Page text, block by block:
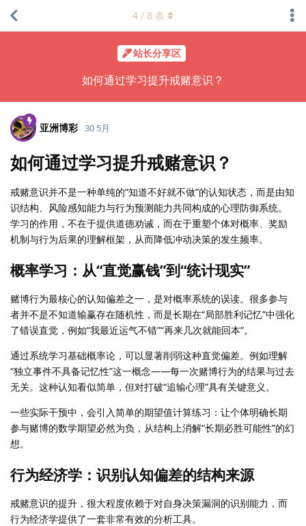
站长分享区
如何通过学习提升戒赌意识？
4 / 8 条
亚洲博彩 30 5月
如何通过学习提升戒赌意识？
戒赌意识并不是一种单纯的“知道不好就不做”的认知状态，而是由知
识结构、风险感知能力与行为预测能力共同构成的心理防御系统。
学习的作用，不在于提供道德劝诫，而在于重塑个体对概率、奖励
机制与行为后果的理解框架，从而降低冲动决策的发生频率。
概率学习：从“直觉赢钱”到“统计现实”
赌博行为最核心的认知偏差之一，是对概率系统的误读。很多参与
者并不是不知道输赢存在随机性，而是长期在“局部胜利记忆”中强化
了错误直觉，例如“我最近运气不错”“再来几次就能回本”。
通过系统学习基础概率论，可以显著削弱这种直觉偏差。例如理解
“独立事件不具备记忆性”这一概念——每一次赌博行为的结果与过去
无关。这种认知看似简单，但对打破“追输心理”具有关键意义。
一些实际干预中，会引入简单的期望值计算练习：让个体明确长期
参与赌博的数学期望必然为负，从结构上消解“长期必胜可能性”的幻
想。
行为经济学：识别认知偏差的结构来源
戒赌意识的提升，很大程度依赖于对自身决策漏洞的识别能力，而
行为经济学提供了一套非常有效的分析工具。